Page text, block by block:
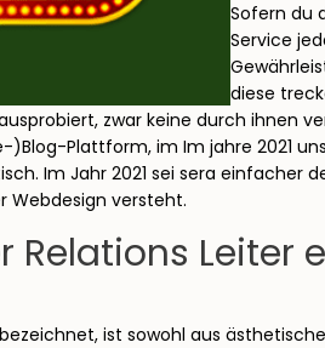
Sofern du
Service
diese
zwar keine durch ihnen
)Blog-Plattform, im Im jahre 2021
Im Jahr 2021 sei sera
Webdesign versteht.
Leiter
ist sowohl aus